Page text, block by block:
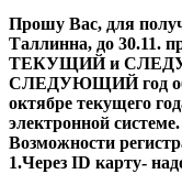
Прошу Вас, для
Таллинна, до 30.11.
ТЕКУЩИЙ и
СЛЕДУЮЩИЙ год
октябре текущего
электронной системе.
Возможности
1.Через ID карту-